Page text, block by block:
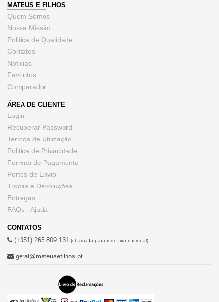
MATEUS E FILHOS
Quem Somos
Nossa Missão
Politica de Qualidade
Contatos
Noticias
Favoritos
Comparador
ÁREA DE CLIENTE
Login
Recuperar Password
Termos de Utilização
Politica de Privacidade
Formas de Pagamento
Portes de Envio
Trocas e Devoluções
Entregas
FAQs - Ajuda
CONTATOS
(+351) 265 809 131 (chamada para rede fixa nacional)
geral@mateusefilhos.pt